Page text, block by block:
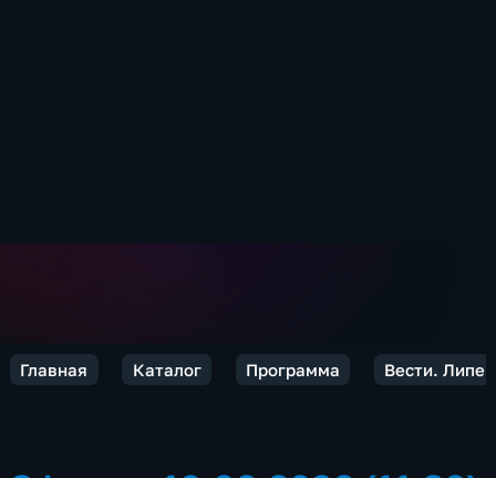
Главная Каталог Программа Вести.